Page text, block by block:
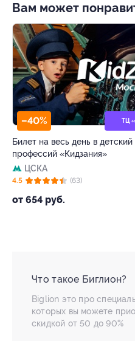
Вам может
ТЦ «АВИАПАРК»
день в детский Парк
(63) Куплено 3 532
Что такое Биглион?
Biglion это про
которых вы можете
скидкой от 50 до 90%